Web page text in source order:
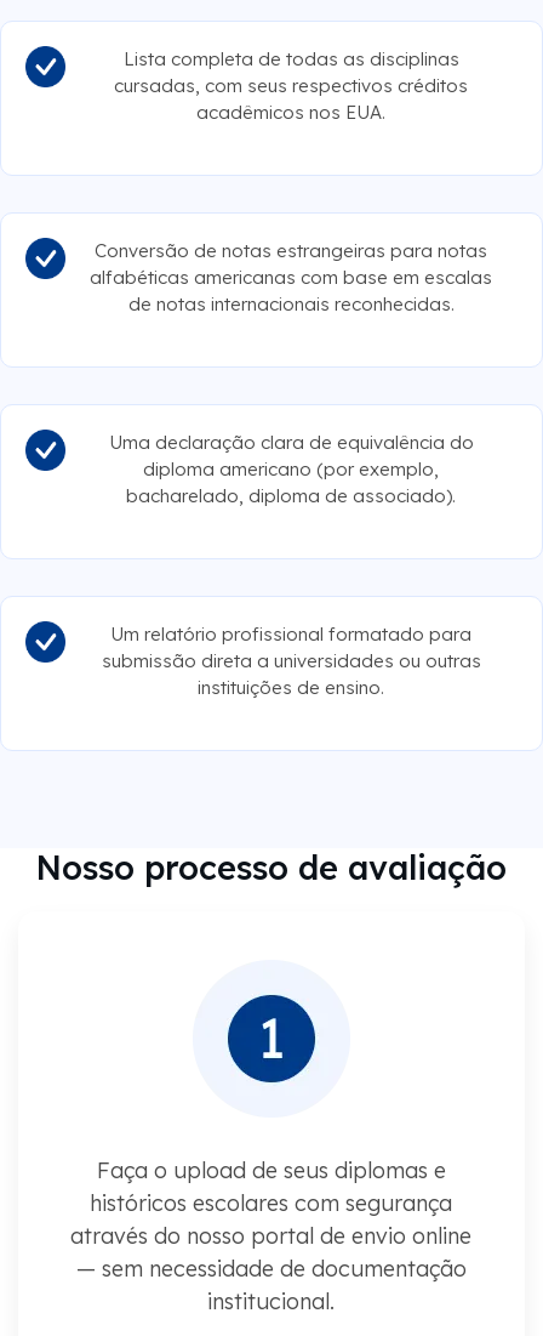
Lista completa de todas as disciplinas
cursadas, com seus respectivos créditos
acadêmicos nos EUA.
Conversão de notas estrangeiras para notas
alfabéticas americanas com base em escalas
de notas internacionais reconhecidas.
Uma declaração clara de equivalência do
diploma americano (por exemplo,
bacharelado, diploma de associado).
Um relatório profissional formatado para
submissão direta a universidades ou outras
instituições de ensino.
Nosso processo de avaliação
Faça o upload de seus diplomas e
históricos escolares com segurança
através do nosso portal de envio online
— sem necessidade de documentação
institucional.